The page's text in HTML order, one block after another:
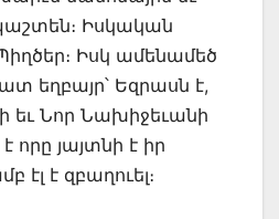
Իսկական
Իսկ ամենամեծ
եղբայր՝ Եզրասն է,
եւ Նոր Նախիջեւանի
որը յայտնի է իր
էլ է զբաղուել։